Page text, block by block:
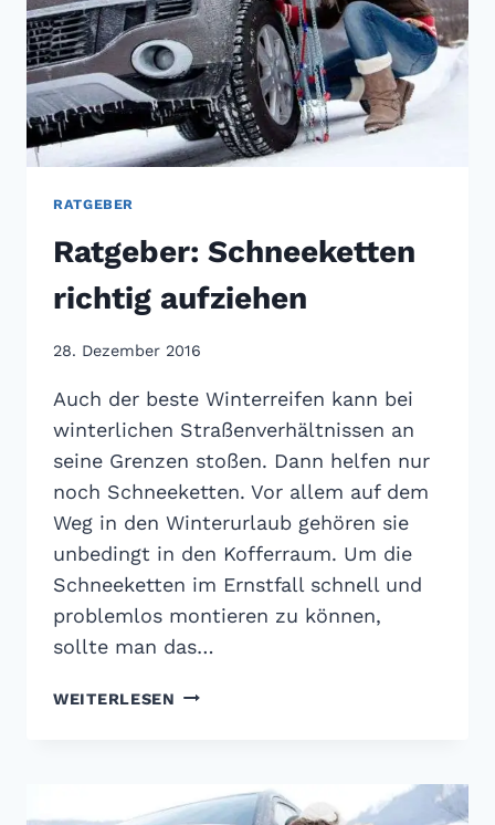
RATGEBER
Ratgeber: Schneeketten
richtig aufziehen
28. Dezember 2016
Auch der beste Winterreifen kann bei
winterlichen Straßenverhältnissen an
seine Grenzen stoßen. Dann helfen nur
noch Schneeketten. Vor allem auf dem
Weg in den Winterurlaub gehören sie
unbedingt in den Kofferraum. Um die
Schneeketten im Ernstfall schnell und
problemlos montieren zu können,
sollte man das…
WEITERLESEN RATGEBER: